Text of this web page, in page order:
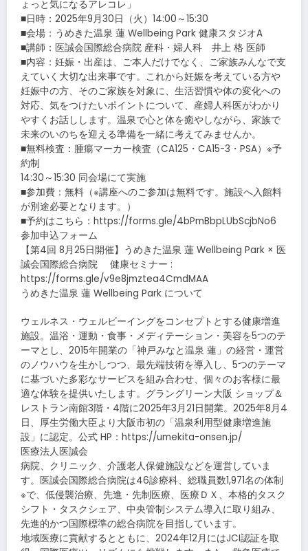
ょっと気になるアレコレ」
■日時：2025年9月30日（火）14:00～15:30
■会場：うめきた温泉 蓮 Wellbeing Park 健康スタジオA
■講師：医誠会国際総合病院 産科・婦人科 井上 格 医師
■内容：妊娠・出産は、ご本人だけでなく、ご家族みんなで支
えていく大切な出来事です。これから妊娠を考えている方や
妊娠中の方、そのご家族を対象に、生活習慣や体の変化への
対応、気をつけたいポイントについて、産婦人科医がわかり
やすくお話しします。温泉で心と体を癒やしながら、家族で
未来のいのちを迎える準備を一緒に考えてみませんか。
■無料検査：腫瘍マーカー検査（CA125・CA15-3・PSA）※予
約制
14:30～15:30 同会場にて実施
■参加費：無料（※講座へのご参加は無料です。施設へ入館料
が別途必要となります。）
■予約はこちら：https://forms.gle/4bPmBbpLUbScjbNo6
参加申込フォーム
【第4回 8月25日開催】うめきた温泉 蓮 Wellbeing Park × 医
誠会国際総合病院 健康セミナー :
https://forms.gle/v9e8jmztea4CmdMAA
うめきた温泉 蓮 Wellbeing Park について
ウェルネス・ウェルビーイングをコンセプトとする健康増進
施設。温浴・運動・食事・メディテーション・美容を5つのテ
ーマとし、2015年開業の「神戸みなと温泉 蓮」の経営・運営
のノウハウを生かしつつ、最先端技術を導入し、5つのテーマ
に基づいた多彩なサービスを組み合わせ、個々のお客様に最
適な体験を提供いたします。グラングリーン大阪 ショップ＆
レストラン南館3階・4階に2025年3月21日開業。2025年8月4
日、厚生労働大臣より大阪市初の「温泉利用型健康増進施
設」に認定。公式 HP：https://umekita-onsen.jp/
医療法人医誠会
病院、クリニック、介護老人保健施設などを運営していま
す。医誠会国際総合病院は46診療科、総職員数1,971名の体制
※で、低侵襲治療、先進・先制医療、医療ＤＸ、本格的タスク
シフト・タスクシェア、中央管制システム導入に取り組み、
先進的かつ国際標準の総合病院を目指しています。
地域医療に貢献するとともに、2024年12月にはJCI認証を取